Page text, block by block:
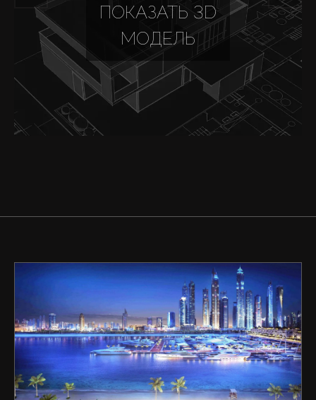
Продажа
Новостройки
ПОКАЗАТЬ 3D
МОДЕЛЬ